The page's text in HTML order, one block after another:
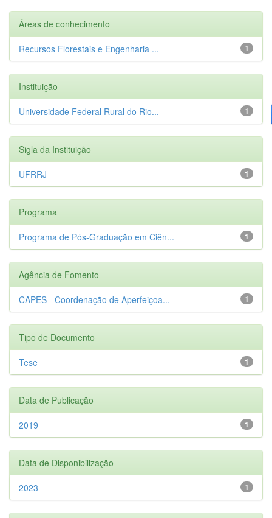
Áreas de conhecimento
1
Recursos Florestais e Engenharia ...
Instituição
1
Universidade Federal Rural do Rio...
Sigla da Instituição
1
UFRRJ
Programa
1
Programa de Pós-Graduação em Ciên...
Agência de Fomento
1
CAPES - Coordenação de Aperfeiçoa...
Tipo de Documento
1
Tese
Data de Publicação
1
2019
Data de Disponibilização
1
2023